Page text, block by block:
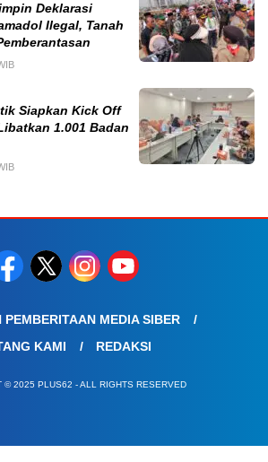
Deklarasi
Ilegal, Tanah
Siapkan Kick Off
1.001 Badan
PEMBERITAAN MEDIA SIBER
KAMI
REDAKSI
© 2025 PLUS62 - ALL RIGHTS RESERVED